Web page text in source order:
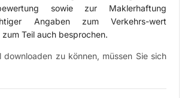
sowie zur Maklerhaftung
Angaben zum Verkehrs-wert
Teil auch besprochen.
downloaden zu können, müssen Sie sich